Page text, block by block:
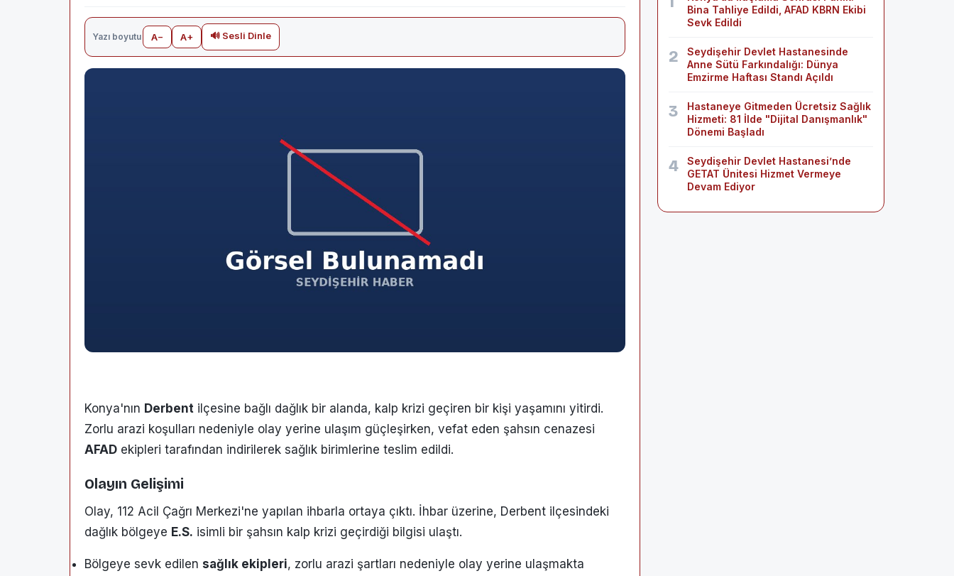
Yazı boyutu A− A+ 🔊 Sesli Dinle
Konya'nın Derbent ilçesine bağlı dağlık bir alanda, kalp krizi geçiren bir kişi yaşamını yitirdi.
Zorlu arazi koşulları nedeniyle olay yerine ulaşım güçleşirken, vefat eden şahsın cenazesi
AFAD ekipleri tarafından indirilerek sağlık birimlerine teslim edildi.
Olayın Gelişimi
Olay, 112 Acil Çağrı Merkezi'ne yapılan ihbarla ortaya çıktı. İhbar üzerine, Derbent ilçesindeki
dağlık bölgeye E.S. isimli bir şahsın kalp krizi geçirdiği bilgisi ulaştı.
Bölgeye sevk edilen sağlık ekipleri, zorlu arazi şartları nedeniyle olay yerine ulaşmakta
Bina Tahliye Edildi, AFAD KBRN Ekibi
Sevk Edildi
2
Seydişehir Devlet Hastanesinde
Anne Sütü Farkındalığı: Dünya
Emzirme Haftası Standı Açıldı
3
Hastaneye Gitmeden Ücretsiz Sağlık
Hizmeti: 81 İlde "Dijital Danışmanlık"
Dönemi Başladı
4
Seydişehir Devlet Hastanesi’nde
GETAT Ünitesi Hizmet Vermeye
Devam Ediyor